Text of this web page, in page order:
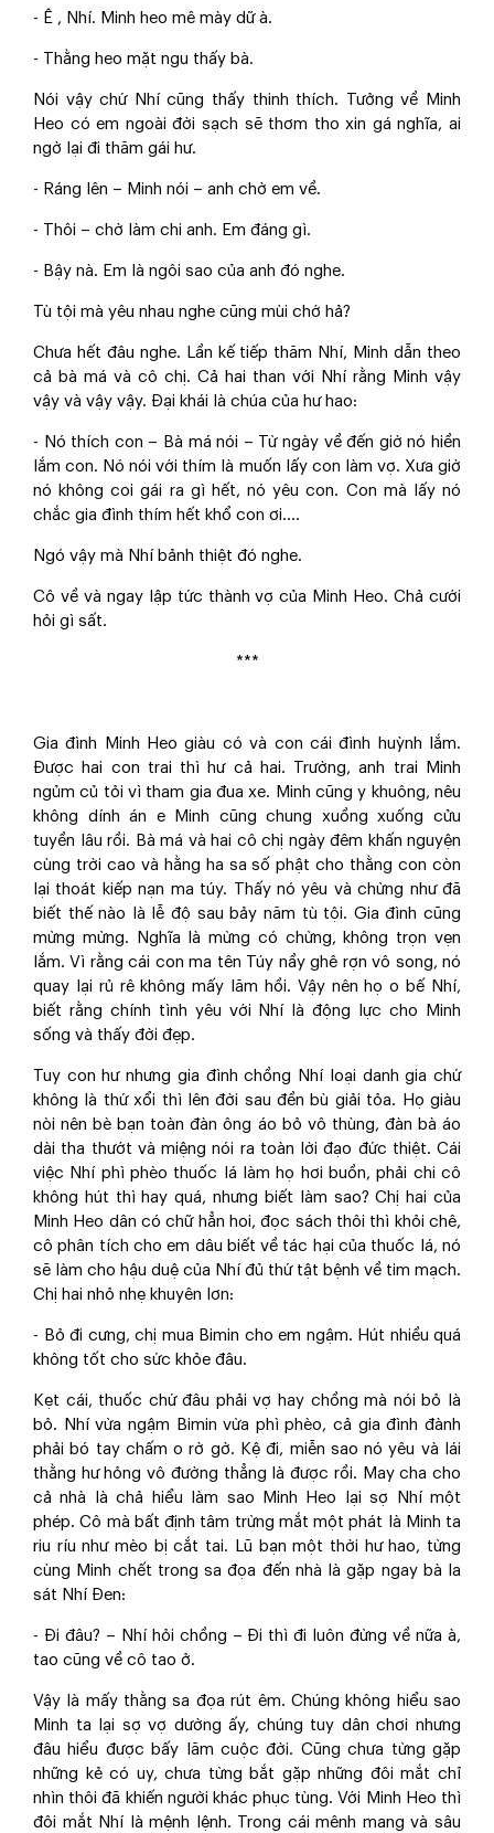
- Ê , Nhí. Minh heo mê mày dữ à.
- Thằng heo mặt ngu thấy bà.
Nói vậy chứ Nhí cũng thấy thinh thích. Tưởng về Minh
Heo có em ngoài đời sạch sẽ thơm tho xin gá nghĩa, ai
ngờ lại đi thăm gái hư.
- Ráng lên – Minh nói – anh chờ em về.
- Thôi – chờ làm chi anh. Em đáng gì.
- Bậy nà. Em là ngôi sao của anh đó nghe.
Tù tội mà yêu nhau nghe cũng mùi chớ hả?
Chưa hết đâu nghe. Lần kế tiếp thăm Nhí, Minh dẫn theo
cả bà má và cô chị. Cả hai than với Nhí rằng Minh vậy
vậy và vậy vậy. Đại khái là chúa của hư hao:
- Nó thích con – Bà má nói – Từ ngày về đến giờ nó hiền
lắm con. Nó nói với thím là muốn lấy con làm vợ. Xưa giờ
nó không coi gái ra gì hết, nó yêu con. Con mà lấy nó
chắc gia đình thím hết khổ con ơi….
Ngó vậy mà Nhí bảnh thiệt đó nghe.
Cô về và ngay lập tức thành vợ của Minh Heo. Chả cưới
hỏi gì sất.
***
Gia đình Minh Heo giàu có và con cái đình huỳnh lắm.
Được hai con trai thì hư cả hai. Trường, anh trai Minh
ngủm củ tỏi vì tham gia đua xe. Minh cũng y khuông, nêu
không dính án e Minh cũng chung xuồng xuống cửu
tuyền lâu rồi. Bà má và hai cô chị ngày đêm khấn nguyện
cùng trời cao và hằng ha sa số phật cho thằng con còn
lại thoát kiếp nạn ma túy. Thấy nó yêu và chừng như đã
biết thế nào là lễ độ sau bảy năm tù tội. Gia đình cũng
mừng mừng. Nghĩa là mừng có chừng, không trọn vẹn
lắm. Vì rằng cái con ma tên Túy nầy ghê rợn vô song, nó
quay lại rủ rê không mấy lăm hồi. Vậy nên họ o bế Nhí,
biết rằng chính tình yêu với Nhí là động lực cho Minh
sống và thấy đời đẹp.
Tuy con hư nhưng gia đình chồng Nhí loại danh gia chứ
không là thứ xổi thì lên đời sau đền bù giải tỏa. Họ giàu
nòi nên bè bạn toàn đàn ông áo bỏ vô thùng, đàn bà áo
dài tha thướt và miệng nói ra toàn lời đạo đức thiệt. Cái
việc Nhí phì phèo thuốc lá làm họ hơi buồn, phải chi cô
không hút thì hay quá, nhưng biết làm sao? Chị hai của
Minh Heo dân có chữ hẳn hoi, đọc sách thôi thì khỏi chê,
cô phân tích cho em dâu biết về tác hại của thuốc lá, nó
sẽ làm cho hậu duệ của Nhí đủ thứ tật bệnh về tim mạch.
Chị hai nhỏ nhẹ khuyên lơn:
- Bỏ đi cưng, chị mua Bimin cho em ngậm. Hút nhiều quá
không tốt cho sức khỏe đâu.
Kẹt cái, thuốc chứ đâu phải vợ hay chồng mà nói bỏ là
bỏ. Nhí vừa ngậm Bimin vừa phì phèo, cả gia đình đành
phải bó tay chấm o rờ gờ. Kệ đi, miễn sao nó yêu và lái
thằng hư hỏng vô đường thẳng là được rồi. May cha cho
cả nhà là chả hiểu làm sao Minh Heo lại sợ Nhí một
phép. Cô mà bất định tâm trừng mắt một phát là Minh ta
riu ríu như mèo bị cắt tai. Lũ bạn một thời hư hao, từng
cùng Minh chết trong sa đọa đến nhà là gặp ngay bà la
sát Nhí Đen:
- Đi đâu? – Nhí hỏi chồng – Đi thì đi luôn đừng về nữa à,
tao cũng về cô tao ở.
Vậy là mấy thằng sa đọa rút êm. Chúng không hiểu sao
Minh ta lại sợ vợ dường ấy, chúng tuy dân chơi nhưng
đâu hiểu được bấy lăm cuộc đời. Cũng chưa từng gặp
những kẻ có uy, chưa từng bắt gặp những đôi mắt chỉ
nhìn thôi đã khiến người khác phục tùng. Với Minh Heo thì
đôi mắt Nhí là mệnh lệnh. Trong cái mênh mang và sâu